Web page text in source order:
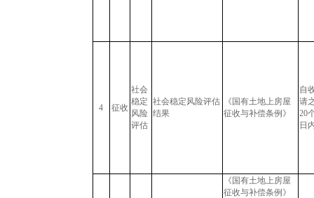
4 征收
社会
稳定
风险
评估
社会稳定风险评估
结果
《国有土地上房屋
征收与补偿条例》
自
请
20
日
《国有土地上房屋
征收与补偿条例》